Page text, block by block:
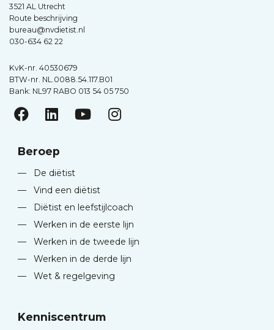
3521 AL Utrecht
Route beschrijving
bureau@nvdietist.nl
030-634 62 22
KvK-nr. 40530679
BTW-nr. NL.0088.54.117.B01
Bank: NL97 RABO 013 54 05 750
Beroep
—
De diëtist
—
Vind een diëtist
—
Diëtist en leefstijlcoach
—
Werken in de eerste lijn
—
Werken in de tweede lijn
—
Werken in de derde lijn
—
Wet & regelgeving
Kenniscentrum